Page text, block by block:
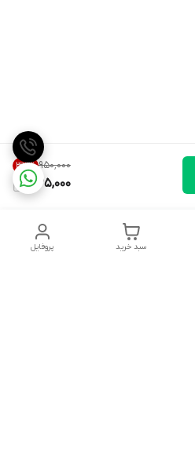
۹۵۰٬۰۰۰ 33%
635,000
پروفایل سبد خرید